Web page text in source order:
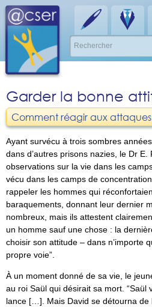
Garder la bonne
Comment réagir aux
Ayant survécu à trois sombres
dans d’autres prisons nazies, le Dr E.
observations sur la vie dans les
vécu dans les camps de
rappeler les hommes qui
baraquements, donnant leur dernier
nombreux, mais ils attestent
un homme sauf une chose : la
choisir son attitude – dans n’importe
propre voie .
À un moment donné de sa vie, le
au roi Saül qui désirait sa mort.
Saül
lance […]. Mais David se détourna de